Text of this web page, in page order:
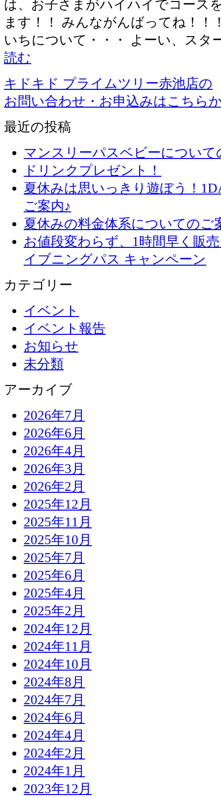
は、お子さまがハイハイでコース
ます！！ みんながんばってね！！
いちについて・・・ よーい、スタ
読む
キドキド プライムツリー赤池店の
お問い合わせ・お申込みはこちら
最近の投稿
マンスリーパスベビーについて
ドリンクプレゼント！
夏休みは思いっきり遊ぼう！
ご案内♪
夏休みの料金体系についてのご
お値段変わらず、1
イブニングパス キャンペーン
カテゴリー
イベント
イベント報告
お知らせ
未分類
アーカイブ
2026年7月
2026年6月
2026年4月
2026年3月
2026年2月
2025年12月
2025年11月
2025年10月
2025年7月
2025年6月
2025年4月
2025年2月
2024年12月
2024年11月
2024年10月
2024年8月
2024年7月
2024年6月
2024年4月
2024年2月
2024年1月
2023年12月